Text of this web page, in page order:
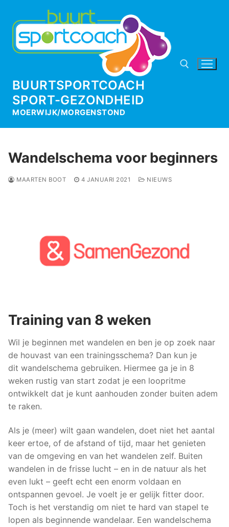
naar
inhoud
BUURTSPORTCOACH
SPORT-GEZONDHEID
MOERWIJK/MORGENSTOND
Zoeken naar:
Wandelschema voor beginners
MAARTEN BOOT 4 JANUARI 2021 NIEUWS
Training van 8 weken
Wil je beginnen met wandelen en ben je op zoek naar
de houvast van een trainingsschema? Dan kun je
dit wandelschema gebruiken. Hiermee ga je in 8
weken rustig van start zodat je een loopritme
ontwikkelt dat je kunt aanhouden zonder buiten adem
te raken.
Als je (meer) wilt gaan wandelen, doet niet het aantal
keer ertoe, of de afstand of tijd, maar het genieten
van de omgeving en van het wandelen zelf. Buiten
wandelen in de frisse lucht – en in de natuur als het
even lukt – geeft echt een enorm voldaan en
ontspannen gevoel. Je voelt je er gelijk fitter door.
Toch is het verstandig om niet te hard van stapel te
lopen als beginnende wandelaar. Een wandelschema